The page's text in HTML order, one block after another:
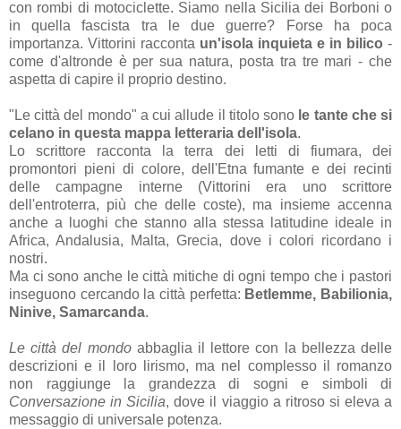
con rombi di motociclette. Siamo nella Sicilia dei Borboni o
in quella fascista tra le due guerre? Forse ha poca
importanza. Vittorini racconta un'isola inquieta e in bilico -
come d'altronde è per sua natura, posta tra tre mari - che
aspetta di capire il proprio destino.
"Le città del mondo" a cui allude il titolo sono le tante che si
celano in questa mappa letteraria dell'isola.
Lo scrittore racconta la terra dei letti di fiumara, dei
promontori pieni di colore, dell'Etna fumante e dei recinti
delle campagne interne (Vittorini era uno scrittore
dell'entroterra, più che delle coste), ma insieme accenna
anche a luoghi che stanno alla stessa latitudine ideale in
Africa, Andalusia, Malta, Grecia, dove i colori ricordano i
nostri.
Ma ci sono anche le città mitiche di ogni tempo che i pastori
inseguono cercando la città perfetta: Betlemme, Babilionia,
Ninive, Samarcanda.
Le città del mondoabbaglia il lettore con la bellezza delle
descrizioni e il loro lirismo, ma nel complesso il romanzo
non raggiunge la grandezza di sogni e simboli di
Conversazione in Sicilia, dove il viaggio a ritroso si eleva a
messaggio di universale potenza.